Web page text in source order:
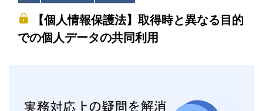
【個人情報保護法】取得時と異なる目的
での個人データの共同利用